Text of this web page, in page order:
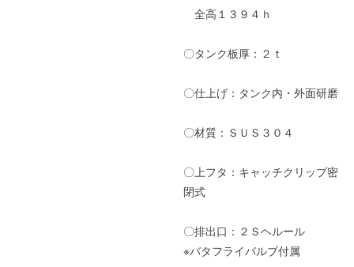
全高１３９４ｈ
〇タンク板厚：２ｔ
〇仕上げ：タンク内・外面研磨
〇材質：ＳＵＳ３０４
〇上フタ：キャッチクリップ密
閉式
〇排出口：２Ｓヘルール
※バタフライバルブ付属